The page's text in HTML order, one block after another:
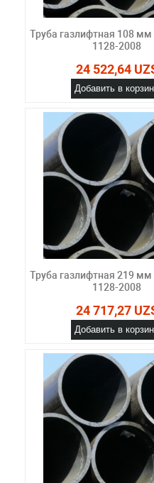
Труба газлифтная 108
1128-2008
24 522,64
Добавить в
Труба газлифтная 219
1128-2008
24 717,27
Добавить в